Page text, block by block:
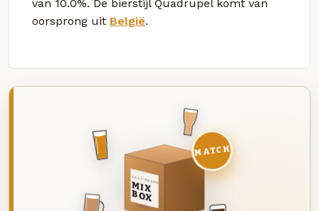
van 10.0%. De bierstijl Quadrupel komt van
oorsprong uit België.
DEZE MAAND
MIX
BOX
8 BIEREN
MATCH